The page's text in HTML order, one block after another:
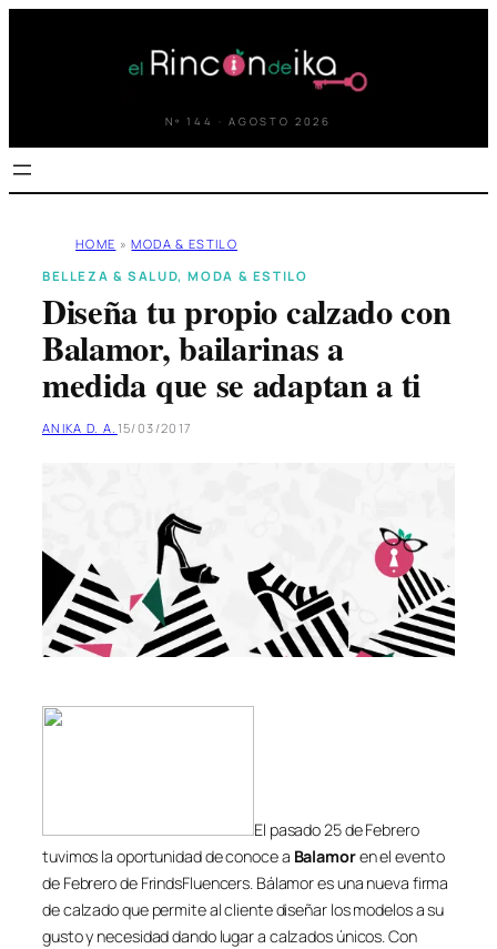
Nº 144 · AGOSTO 2026
HOME » MODA & ESTILO
BELLEZA & SALUD, MODA & ESTILO
Diseña tu propio calzado con
Balamor, bailarinas a
medida que se adaptan a ti
ANIKA D. A. 15/03/2017
El pasado 25 de Febrero
tuvimos la oportunidad de conoce a Balamoren el evento
de Febrero de FrindsFluencers. Bálamor es una nueva firma
de calzado que permite al cliente diseñar los modelos a su
gusto y necesidad dando lugar a calzados únicos. Con